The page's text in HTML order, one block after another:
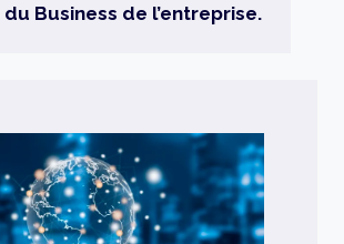
du Business de l’entreprise.